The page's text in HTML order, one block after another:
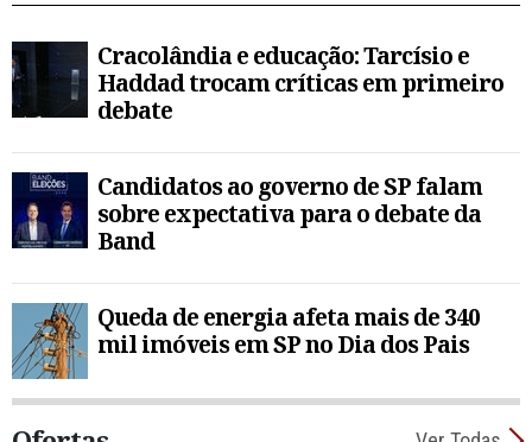
Cracolândia e educação: Tarcísio e
Haddad trocam críticas em primeiro
debate
Candidatos ao governo de SP falam
sobre expectativa para o debate da
Band
Queda de energia afeta mais de 340
mil imóveis em SP no Dia dos Pais